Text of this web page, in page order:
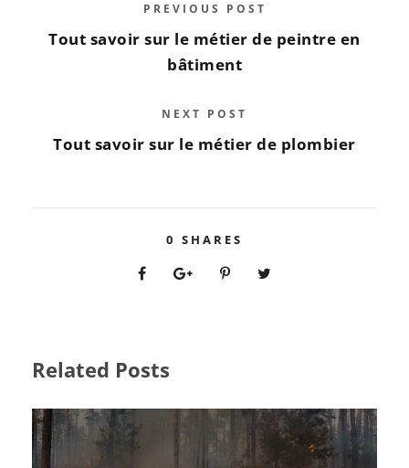
PREVIOUS POST
Tout savoir sur le métier de peintre en
bâtiment
NEXT POST
Tout savoir sur le métier de plombier
0 SHARES
Related Posts